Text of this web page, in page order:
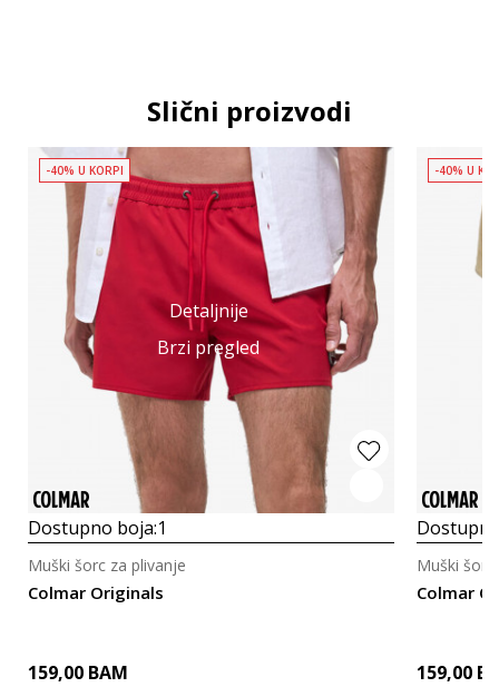
Slični proizvodi
Detaljnije
Brzi pregled
-40% U KORPI
Dostupno boja:1
Colmar Originals
Muški šorc za plivanje
159,00 BAM
-40% U
Colmar
Muški
159,00